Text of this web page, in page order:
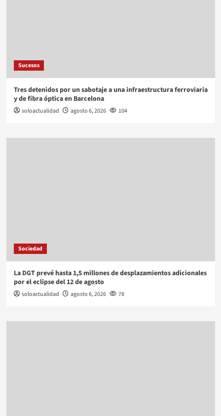
Sucesos
Tres detenidos por un sabotaje a una infraestructura ferroviaria
y de fibra óptica en Barcelona
soloactualidad agosto 6, 2026 104
Sociedad
La DGT prevé hasta 1,5 millones de desplazamientos adicionales
por el eclipse del 12 de agosto
soloactualidad agosto 6, 2026 78